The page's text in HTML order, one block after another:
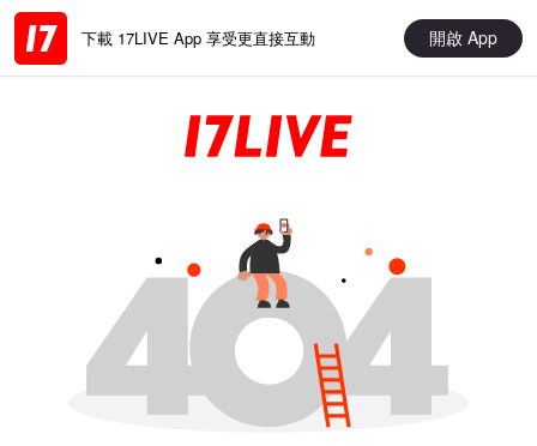
下載 17LIVE App 享受更直接互動 開啟 App